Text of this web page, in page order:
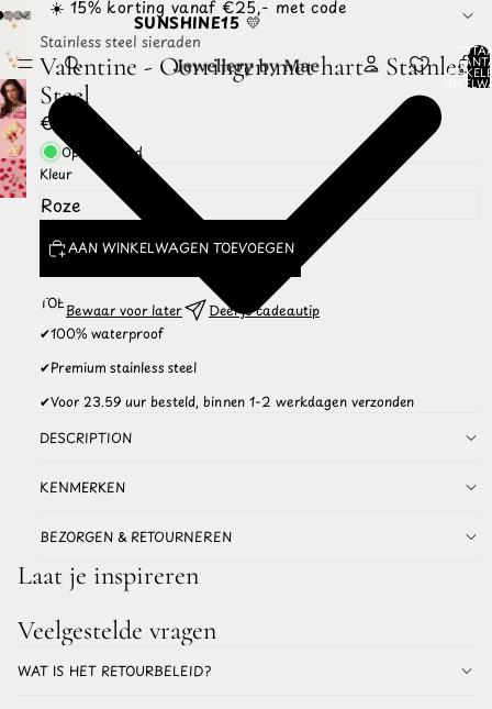
☀️ 15% korting vanaf €25,- met code
SUNSHINE15 💛
0
Stainless steel sieraden
Valentine - Oorringen met hart - Stainless
Steel
€19,99
Op voorraad
Kleur
AAN WINKELWAGEN TOEVOEGEN
TOEVOEGEN
AAN
WISHLIST
Bewaar voor later
Deel je cadeautip
✔100% waterproof
✔Premium stainless steel
✔Voor 23.59 uur besteld, binnen 1-2 werkdagen verzonden
DESCRIPTION
KENMERKEN
BEZORGEN & RETOURNEREN
Laat je inspireren
Veelgestelde vragen
WAT IS HET RETOURBELEID?